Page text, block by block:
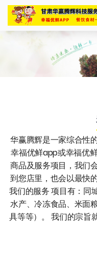
华赢腾辉是一家综合性
幸福优鲜app或幸福优
商品及服务项目，我们
到您店里，也会以最快
我们的服务 项目有：同
水产、冷冻食品、米面
具等等）。 我们的宗旨